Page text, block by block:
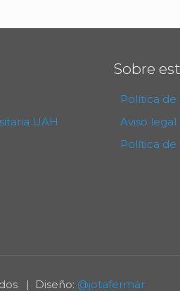
UAH
Sobre
Política de
Aviso legal
Política de
| Diseño: @jotafermar